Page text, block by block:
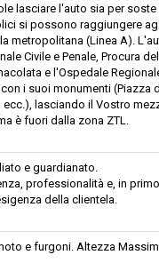
lasciare l'auto sia per
si possono raggiungere
metropolitana (Linea A).
Civile e Penale, Procura
e l'Ospedale
i suoi monumenti (Piazza
ecc.), lasciando il Vostro
è fuori dalla zona ZTL.
e guardianato.
professionalità e, in
della clientela.
e furgoni. Altezza